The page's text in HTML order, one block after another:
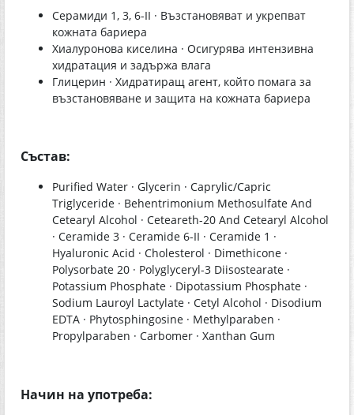
Серамиди 1, 3, 6-II · Възстановяват и укрепват
кожната бариера
Хиалуронова киселина · Осигурява интензивна
хидратация и задържа влага
Глицерин · Хидратиращ агент, който помага за
възстановяване и защита на кожната бариера
Състав:
Purified Water · Glycerin · Caprylic/Capric
Triglyceride · Behentrimonium Methosulfate And
Cetearyl Alcohol · Ceteareth-20 And Cetearyl Alcohol
· Ceramide 3 · Ceramide 6-II · Ceramide 1 ·
Hyaluronic Acid · Cholesterol · Dimethicone ·
Polysorbate 20 · Polyglyceryl-3 Diisostearate ·
Potassium Phosphate · Dipotassium Phosphate ·
Sodium Lauroyl Lactylate · Cetyl Alcohol · Disodium
EDTA · Phytosphingosine · Methylparaben ·
Propylparaben · Carbomer · Xanthan Gum
Начин на употреба: